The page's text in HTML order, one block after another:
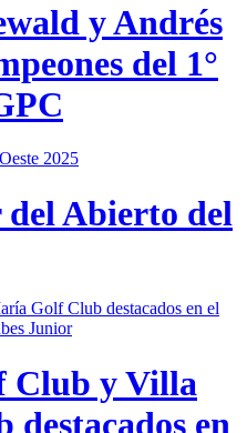
y Andrés
del 1°
Abierto del
Club y Villa
en